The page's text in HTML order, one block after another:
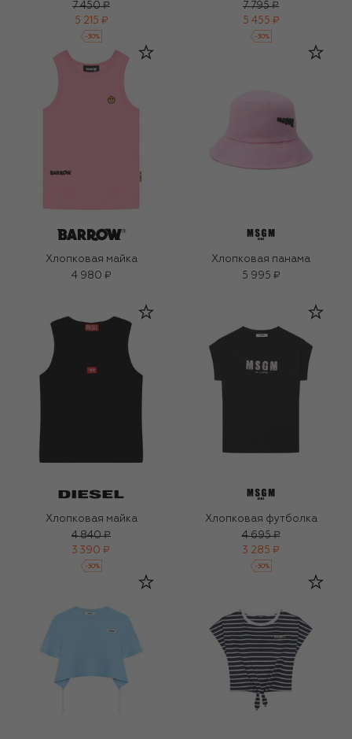
7 450 ₽
5 215 ₽
-30%
7 795 ₽
5 455 ₽
-30%
Хлопковая майка
4 980 ₽
Хлопковая панама
5 995 ₽
Хлопковая майка
4 840 ₽
3 390 ₽
-30%
Хлопковая футболка
4 695 ₽
3 285 ₽
-30%